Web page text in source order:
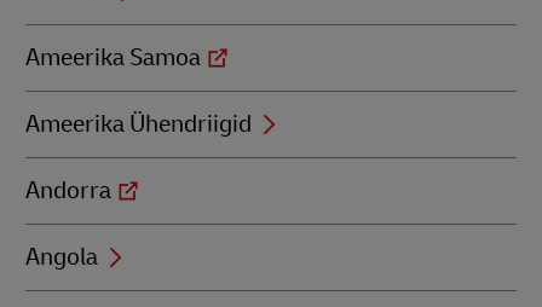
Ameerika Samoa
Ameerika Ühendriigid
Andorra
Angola